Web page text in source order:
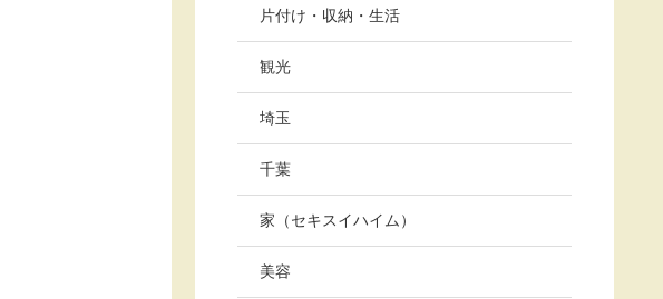
片付け・収納・生活
観光
埼玉
千葉
家（セキスイハイム）
美容